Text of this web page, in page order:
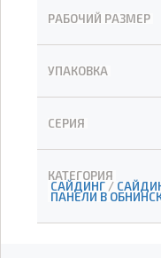
РАБОЧИЙ РАЗМЕР
УПАКОВКА
СЕРИЯ
КАТЕГОРИЯ
САЙДИНГ /
ПАНЕЛИ В